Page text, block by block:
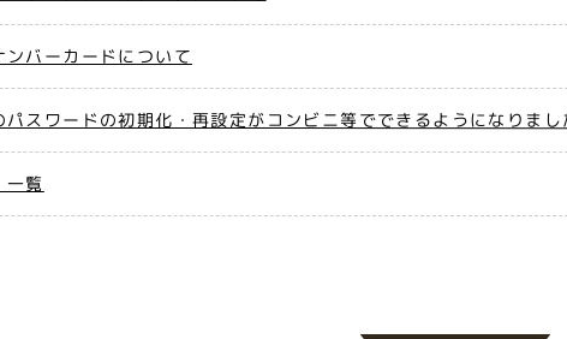
バーカードについて
スワードの初期化・再設定がコンビニ等でできるようになりまし
覧